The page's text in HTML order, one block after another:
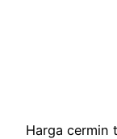
Harga cermin